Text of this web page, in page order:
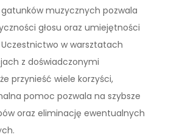
muzycznych pozwala
głosu oraz umiejętności
w warsztatach
z doświadczonymi
przynieść wiele korzyści,
pomoc pozwala na szybsze
oraz eliminację ewentualnych